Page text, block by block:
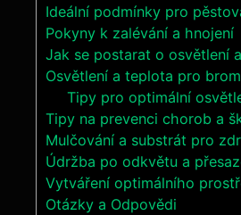
Ideální podmínky pro
Pokyny k zalévání a hnojení
Jak se postarat o osvětlení
Osvětlení a teplota pro
Tipy pro optimální
Tipy na prevenci chorob a
Mulčování a substrát pro
Údržba po odkvětu a
Vytváření optimálního
Otázky a Odpovědi